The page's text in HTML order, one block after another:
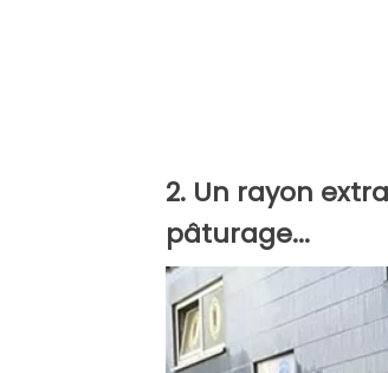
2. Un rayon
pâturage...